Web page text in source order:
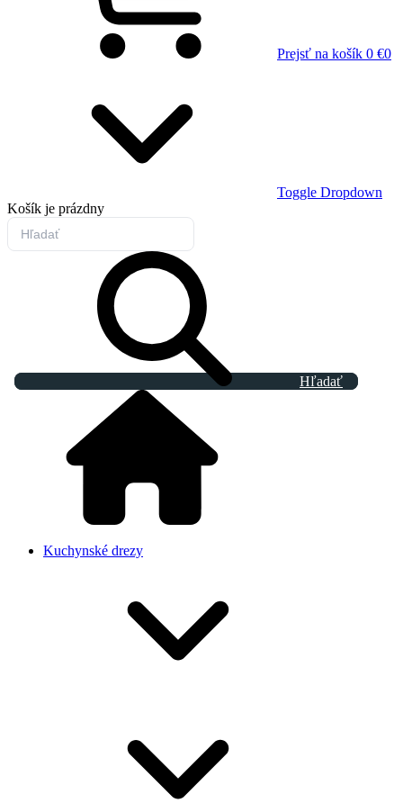
Prejsť na košík 0 €0
Toggle Dropdown
Košík je prázdny
Hľadať
Kuchynské drezy